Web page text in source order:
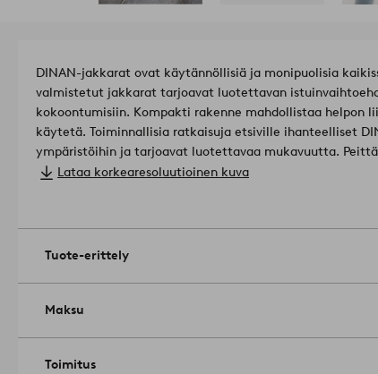
DINAN-jakkarat ovat käytännöllisiä ja monipuolisia
valmistetut jakkarat tarjoavat luotettavan
kokoontumisiin. Kompakti rakenne mahdollistaa helpon
käytetä. Toiminnallisia ratkaisuja etsiville ihanteelliset
ympäristöihin ja tarjoavat luotettavaa mukavuutta.
epäasianmukaisesta huollosta, suolaisen vesiympäristön
Vähäistä pintaruostetta varten puhdista varovasti
Korkeus 45 cm.
Koko: ø 37.0 cm.
Toimitetaan koottuna.
Lataa korkearesoluutioinen kuva
Tuote-erittely
Maksu
Toimitus